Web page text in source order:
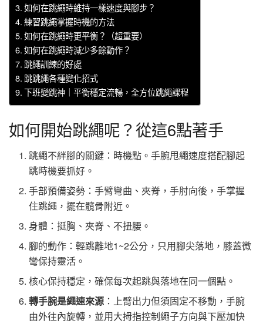
如何在跳繩時維持一樣速度與腳步？
練習跳繩掌握時機的方法
如何在跳繩時更平衡？（超重要）
如何在跳繩時減少多餘動作？
跳繩訓練的好處
跳跳繩各種變化招式
下班變跳神｜平衡穩定流暢，全方位跳繩課程
如何開始跳繩呢？從這6點著手
跳繩不絆腳的關鍵：時機點。手腕甩繩速度搭配腳起
跳時機要抓好。
手部預備姿勢：手臂彎曲、夾脊，手肘向後，手掌握
住跳繩，擺在髖骨附近。
身體：挺胸、夾脊、不扭腰。
腳的動作：輕跳離地1~2公分，只用腳尖落地，膝蓋微
彎保持靈活。
核心保持穩定，確保每次起跳與落地在同一個點。
轉手腕是繩速來源 ：上臂出力但須固定不移動，手腕
由外往內旋轉，並用大拇指控制繩子方向與下壓加快